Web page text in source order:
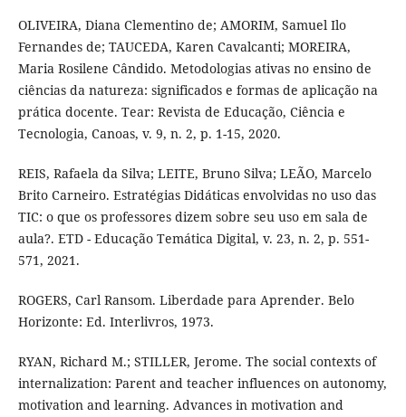
OLIVEIRA, Diana Clementino de; AMORIM, Samuel Ilo
Fernandes de; TAUCEDA, Karen Cavalcanti; MOREIRA,
Maria Rosilene Cândido. Metodologias ativas no ensino de
ciências da natureza: significados e formas de aplicação na
prática docente. Tear: Revista de Educação, Ciência e
Tecnologia, Canoas, v. 9, n. 2, p. 1-15, 2020.
REIS, Rafaela da Silva; LEITE, Bruno Silva; LEÃO, Marcelo
Brito Carneiro. Estratégias Didáticas envolvidas no uso das
TIC: o que os professores dizem sobre seu uso em sala de
aula?. ETD - Educação Temática Digital, v. 23, n. 2, p. 551-
571, 2021.
ROGERS, Carl Ransom. Liberdade para Aprender. Belo
Horizonte: Ed. Interlivros, 1973.
RYAN, Richard M.; STILLER, Jerome. The social contexts of
internalization: Parent and teacher influences on autonomy,
motivation and learning. Advances in motivation and